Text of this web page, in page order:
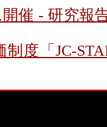
催 - 研究報
度「JC-